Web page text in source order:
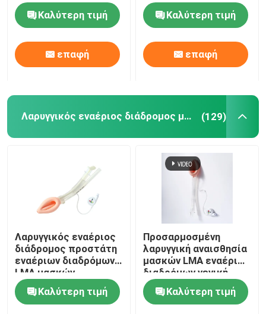
Oropharyngeal σωλήνας εναέριων διαδρόμων
PPE προσωπικού προστατευτικού εξοπλισμού
Αναισθητικά
Κατατήρες OEM
Cuffed ISO13485
σωλήνων
πιστοποιημένο
Καλύτερη τιμή
επαφή
όργανο ελέγχου
πίεσης Intracuff
Καλύτερη τιμή
επαφή
Λαρυγγικός εναέριος διάδρομος μασκών (129)
Λαρυγγικός εναέριος
διάδρομος προστάτη
εναέριων διαδρόμων
LMA μασκών
σιλικόνης ιατρικού
βαθμούΚαλύτερη τιμή
Προσαρμοσμένη
λαρυγγική αναισθησία
μασκών LMA εναέριων
διαδρόμων γενική
Καλύτερη τιμή